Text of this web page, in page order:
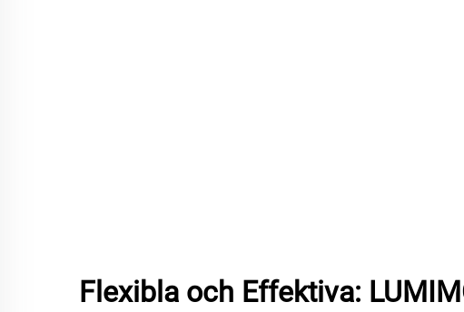
Flexibla och Effektiva: